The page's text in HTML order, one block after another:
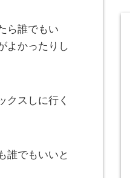
ら誰でもい
よかったりし
クスしに行く
誰でもいいと